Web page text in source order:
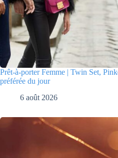
Prêt-à-porter Femme | Twin Set,
préférée du jour
6 août 2026